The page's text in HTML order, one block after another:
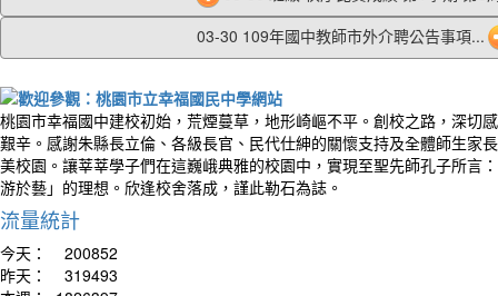
03-30 109年國中教師市外介聘公告事項...
桃園市幸福國中建校初始，荒煙蔓草，地形崎嶇不平。創校之路，深切
艱辛。感謝朱縣長立倫、各級長官、民代仕紳的關懷支持及全體師生家
美校園。讓莘莘學子們在這巍峨典雅的校園中，實現至聖先師孔子所言
游於藝」的理想。欣逢校舍落成，謹此勒石為誌。
流量統計
今天：
200852
昨天：
319493